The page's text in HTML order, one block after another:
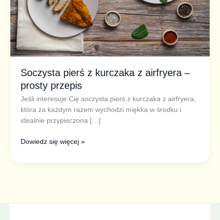
Soczysta pierś z kurczaka z airfryera –
prosty przepis
Jeśli interesuje Cię soczysta pierś z kurczaka z airfryera,
która za każdym razem wychodzi miękka w środku i
idealnie przypieczona […]
prosty
przepis
Dowiedz się więcej »